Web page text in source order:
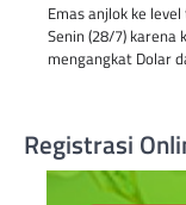
Emas anjlok ke
Senin (28/7) karena
mengangkat Dolar
Registrasi